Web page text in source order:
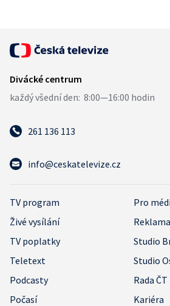
261 136 113
info@ceskatelevize.cz
TV program
Pro
Živé vysílání
Reklama
TV poplatky
Studio
Teletext
Studio
Podcasty
Rada ČT
Počasí
Kariéra